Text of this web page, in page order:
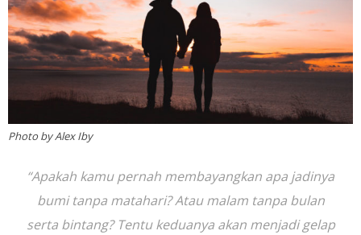
Photo by Alex Iby
“Apakah kamu pernah membayangkan apa jadinya
bumi tanpa matahari? Atau malam tanpa bulan
serta bintang? Tentu keduanya akan menjadi gelap